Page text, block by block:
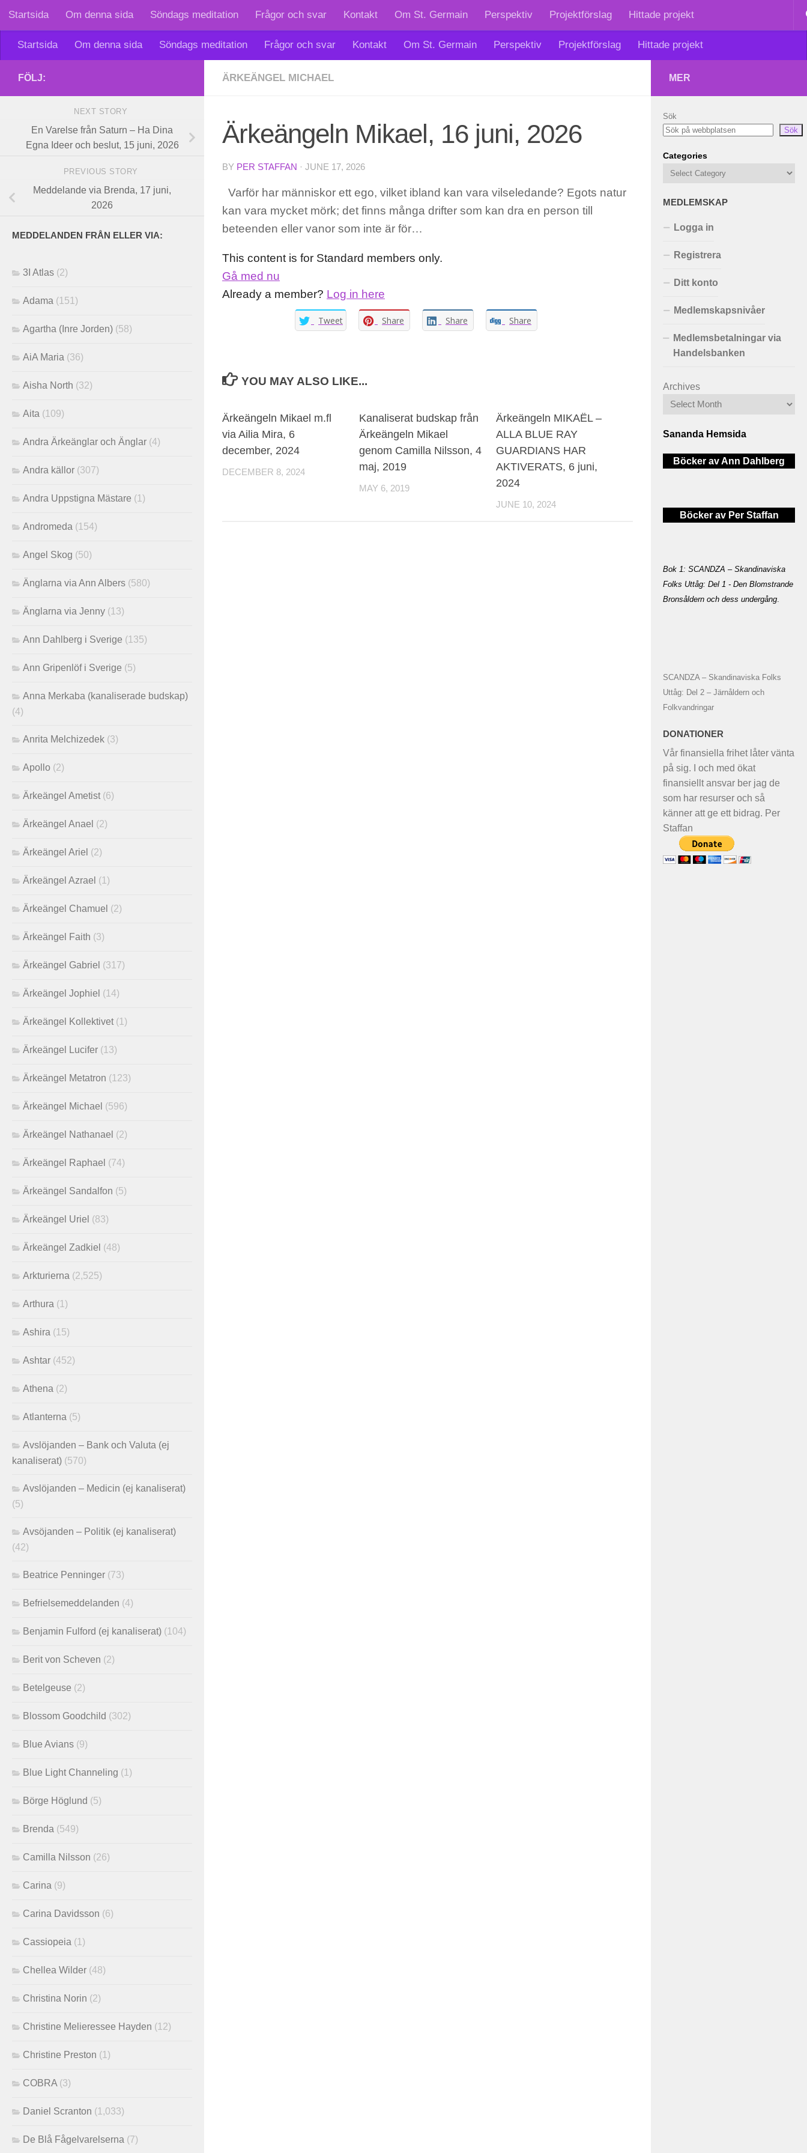
Skip to content
Startsida Om denna sida Söndags meditation Frågor och svar Kontakt Om St. Germain Perspektiv Projektförslag Hittade projekt
Startsida Om denna sida Söndags meditation Frågor och svar Kontakt Om St. Germain Perspektiv Projektförslag Hittade projekt
ÄRKEÄNGEL MICHAEL
Ärkeängeln Mikael, 16 juni, 2026
BY PER STAFFAN · JUNE 17, 2026
Varför har människor ett ego, vilket ibland kan vara vilseledande? Egots natur
kan vara mycket mörk; det finns många drifter som kan dra en person till
beteenden eller vanor som inte är för…
This content is for Standard members only.
Gå med nu
Already a member? Log in here
Tweet Share Share Share
YOU MAY ALSO LIKE...
Ärkeängeln Mikael m.fl
via Ailia Mira, 6
december, 2024
DECEMBER 8, 2024
Kanaliserat budskap från
Ärkeängeln Mikael
genom Camilla Nilsson, 4
maj, 2019
MAY 6, 2019
Ärkeängeln MIKAËL –
ALLA BLUE RAY
GUARDIANS HAR
AKTIVERATS, 6 juni,
2024
JUNE 10, 2024
FÖLJ:
NEXT STORY
En Varelse från Saturn – Ha Dina
Egna Ideer och beslut, 15 juni, 2026
PREVIOUS STORY
Meddelande via Brenda, 17 juni,
2026
MEDDELANDEN FRÅN ELLER VIA:
3I Atlas (2)
Adama (151)
Agartha (Inre Jorden) (58)
AiA Maria (36)
Aisha North (32)
Aita (109)
Andra Ärkeänglar och Änglar (4)
Andra källor (307)
Andra Uppstigna Mästare (1)
Andromeda (154)
Angel Skog (50)
Änglarna via Ann Albers (580)
Änglarna via Jenny (13)
Ann Dahlberg i Sverige (135)
Ann Gripenlöf i Sverige (5)
Anna Merkaba (kanaliserade budskap)
(4)
Anrita Melchizedek (3)
Apollo (2)
Ärkeängel Ametist (6)
Ärkeängel Anael (2)
Ärkeängel Ariel (2)
Ärkeängel Azrael (1)
Ärkeängel Chamuel (2)
Ärkeängel Faith (3)
Ärkeängel Gabriel (317)
Ärkeängel Jophiel (14)
Ärkeängel Kollektivet (1)
Ärkeängel Lucifer (13)
Ärkeängel Metatron (123)
Ärkeängel Michael (596)
Ärkeängel Nathanael (2)
Ärkeängel Raphael (74)
Ärkeängel Sandalfon (5)
Ärkeängel Uriel (83)
Ärkeängel Zadkiel (48)
Arkturierna (2,525)
Arthura (1)
Ashira (15)
Ashtar (452)
Athena (2)
Atlanterna (5)
Avslöjanden – Bank och Valuta (ej
kanaliserat) (570)
Avslöjanden – Medicin (ej kanaliserat)
(5)
Avsöjanden – Politik (ej kanaliserat)
(42)
Beatrice Penninger (73)
Befrielsemeddelanden (4)
Benjamin Fulford (ej kanaliserat) (104)
Berit von Scheven (2)
Betelgeuse (2)
Blossom Goodchild (302)
Blue Avians (9)
Blue Light Channeling (1)
Börge Höglund (5)
Brenda (549)
Camilla Nilsson (26)
Carina (9)
Carina Davidsson (6)
Cassiopeia (1)
Chellea Wilder (48)
Christina Norin (2)
Christine Melieressee Hayden (12)
Christine Preston (1)
COBRA (3)
Daniel Scranton (1,033)
De Blå Fågelvarelserna (7)
MER
Sök
Sök
Categories
MEDLEMSKAP
Logga in
Registrera
Ditt konto
Medlemskapsnivåer
Medlemsbetalningar via
Handelsbanken
Archives
Sananda Hemsida
Böcker av Ann Dahlberg
Böcker av Per Staffan
Bok 1: SCANDZA – Skandinaviska
Folks Uttåg: Del 1 - Den Blomstrande
Bronsåldern och dess undergång.
SCANDZA – Skandinaviska Folks
Uttåg: Del 2 – Järnåldern och
Folkvandringar
DONATIONER
Vår finansiella frihet låter vänta
på sig. I och med ökat
finansiellt ansvar ber jag de
som har resurser och så
känner att ge ett bidrag. Per
Staffan